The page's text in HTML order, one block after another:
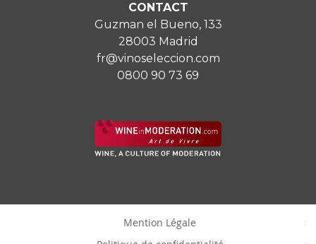
CONTACT
Guzman el Bueno, 133
28003 Madrid
fr@vinoseleccion.com
0800 90 73 69
Mention Légale